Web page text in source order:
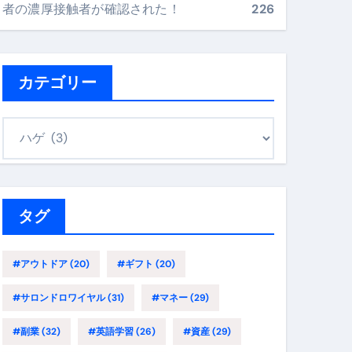
目的別に失敗しない
散り対策の選び方
者の濃厚接触者が確認された！
226
カテゴリー
タグ
#アウトドア(20) #ギフト (20)
#サロンドロワイヤル(31) #マネー(29)
#副業(32) #英語学習(26) #資産(29)